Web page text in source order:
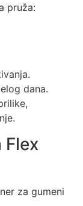
pruža:
dana.
Flex
za gumeni